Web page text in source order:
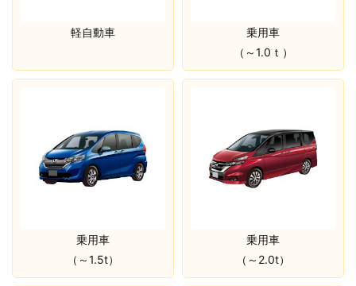
軽自動車
乗用車
（～1.0ｔ）
乗用車
（～1.5t）
乗用車
（～2.0t）